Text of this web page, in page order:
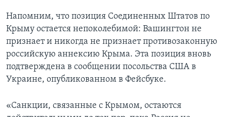
Напомним, что позиция Соединенных Штатов по
Крыму остается непоколебимой: Вашингтон не
признает и никогда не признает противозаконную
российскую аннексию Крыма. Эта позиция вновь
подтверждена в сообщении посольства США в
Украине, опубликованном в Фейсбуке.
«Санкции, связанные с Крымом, остаются